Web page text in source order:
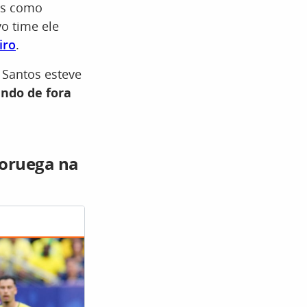
como
time ele
.
esteve
de fora
na